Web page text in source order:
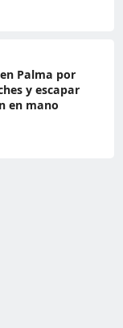
Palma por
y escapar
en mano